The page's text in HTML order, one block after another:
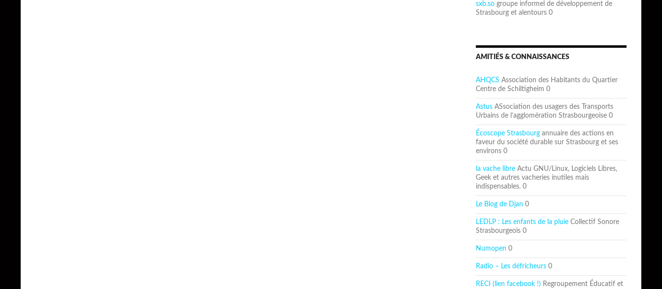
sxb.so groupe informel de développement de
Strasbourg et alentours 0
AMITIÉS & CONNAISSANCES
AHQCS Association des Habitants du Quartier
Centre de Schiltigheim 0
Astus ASsociation des usagers des Transports
Urbains de l’agglomération Strasbourgeoise 0
Écoscope Strasbourg annuaire des actions en
faveur du société durable sur Strasbourg et ses
environs 0
la vache libre Actu GNU/Linux, Logiciels Libres,
Geek et autres vacheries inutiles mais
indispensables. 0
Le Blog de Djan 0
LEDLP : Les enfants de la pluie Collectif Sonore
Strasbourgeois 0
Numopen 0
Radio – Les défricheurs 0
RECI (lien facebook !) Regroupement Éducatif et